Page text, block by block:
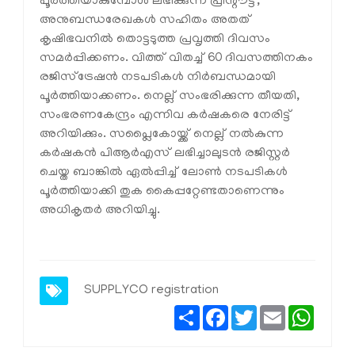
അനുബന്ധരേഖകള്‍ സഹിതം അതത്
കൃഷിഭവനില്‍ തൊട്ടടുത്ത പ്രവൃത്തി ദിവസം
സമര്‍പ്പിക്കണം. വിത്ത് വിതച്ച് 60 ദിവസത്തിനകം
രജിസ്‌ട്രേഷന്‍ നടപടികള്‍ നിര്‍ബന്ധമായി
പൂര്‍ത്തിയാക്കണം. നെല്ല് സംഭരിക്കുന്ന തീയതി,
സംഭരണകേന്ദ്രം എന്നിവ കര്‍ഷകരെ നേരിട്ട്
അറിയിക്കും. സപ്ലൈകോയ്ക്ക് നെല്ല് നല്‍കുന്ന
കര്‍ഷകന്‍ പിആര്‍എസ് ലഭിച്ചാലുടന്‍ രജിസ്റ്റര്‍
ചെയ്ത ബാങ്കില്‍ ഏല്‍പ്പിച്ച് ലോണ്‍ നടപടികള്‍
പൂര്‍ത്തിയാക്കി തുക കൈപ്പറ്റേണ്ടതാണെന്നും
അധികൃതര്‍ അറിയിച്ചു.
SUPPLYCO registration
ShareFacebook
TwitterEmail